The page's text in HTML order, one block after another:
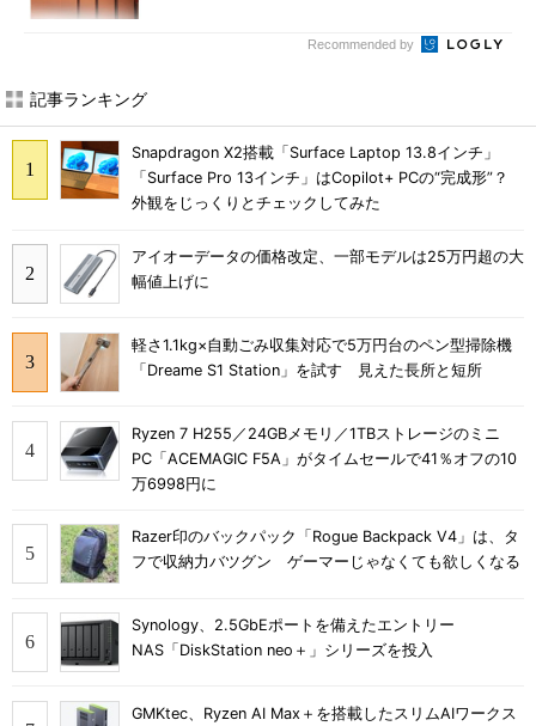
Recommended by
記事ランキング
Snapdragon X2搭載「Surface Laptop 13.8インチ」
「Surface Pro 13インチ」はCopilot+ PCの“完成形”？
外観をじっくりとチェックしてみた
アイオーデータの価格改定、一部モデルは25万円超の大
幅値上げに
軽さ1.1kg×自動ごみ収集対応で5万円台のペン型掃除機
「Dreame S1 Station」を試す 見えた長所と短所
Ryzen 7 H255／24GBメモリ／1TBストレージのミニ
PC「ACEMAGIC F5A」がタイムセールで41％オフの10
万6998円に
Razer印のバックパック「Rogue Backpack V4」は、タ
フで収納力バツグン ゲーマーじゃなくても欲しくなる
Synology、2.5GbEポートを備えたエントリー
NAS「DiskStation neo＋」シリーズを投入
GMKtec、Ryzen AI Max＋を搭載したスリムAIワークス